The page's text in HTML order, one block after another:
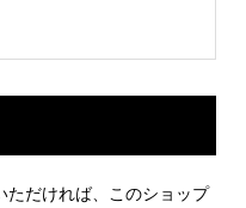
ただければ、このショップ